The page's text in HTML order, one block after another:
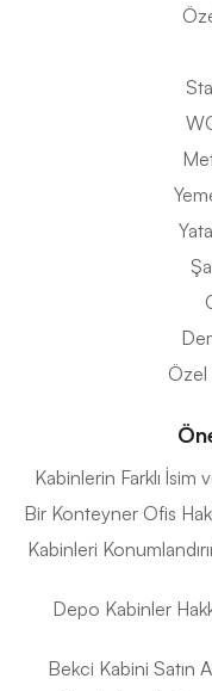
Özel
Kabinlerin Farklı İsim
Bir Konteyner Ofis
Kabinleri
Depo Kabinler
Bekci Kabini Satın